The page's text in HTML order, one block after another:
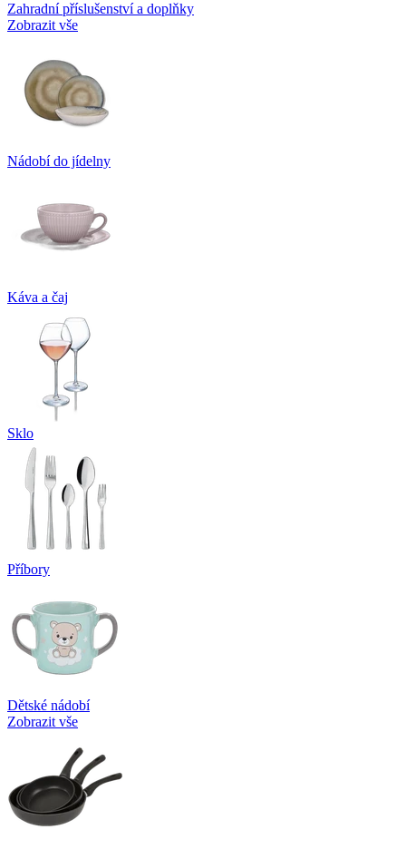
Zahradní příslušenství a doplňky
Zobrazit vše
Nádobí do jídelny
Káva a čaj
Sklo
Příbory
Dětské nádobí
Zobrazit vše